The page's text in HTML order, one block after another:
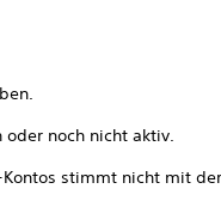
noch nicht aktiv.
stimmt nicht mit